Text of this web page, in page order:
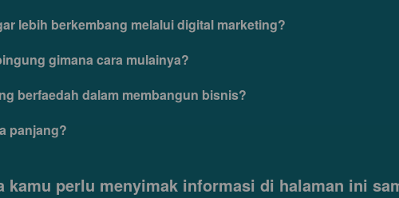
lebih berkembang melalui digital marketing?
gimana cara mulainya?
berfaedah dalam membangun bisnis?
panjang?
kamu perlu menyimak informasi di halaman ini